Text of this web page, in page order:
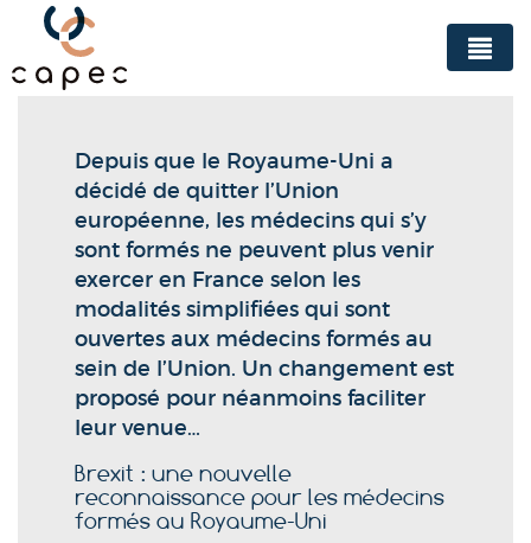
Panneau de gestion des cookies
Depuis que le Royaume-Uni a
décidé de quitter l’Union
européenne, les médecins qui s’y
sont formés ne peuvent plus venir
exercer en France selon les
modalités simplifiées qui sont
ouvertes aux médecins formés au
sein de l’Union. Un changement est
proposé pour néanmoins faciliter
leur venue…
Brexit : une nouvelle
reconnaissance pour les médecins
formés au Royaume-Uni